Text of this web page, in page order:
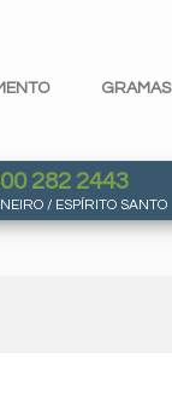
GRAMAS
282 2443
/ ESPÍRITO SANTO